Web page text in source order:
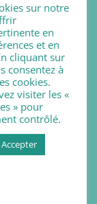
sur notre
en
et en
cliquant sur
consentez à
cookies.
visiter les «
» pour
contrôlé.
Accepter